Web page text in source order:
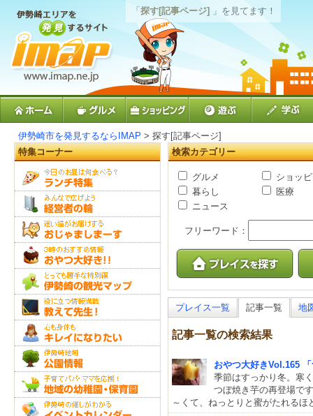
「探す[記事ページ] 」を見てます！
伊勢崎市を発見するならIMAP > 探す[記事ページ]
検索カテゴリー
グルメ
ショッ
暮らし
医療
ニュース
フリーワード：
プレイス一覧 記事一覧 地
記事一覧の検索結果
おやつ大好きVol.165
季節はすっかり冬。寒
つぼ焼き芋の再登場で
～くて、ねっとりと蜜がたれるほ
特集コーナー